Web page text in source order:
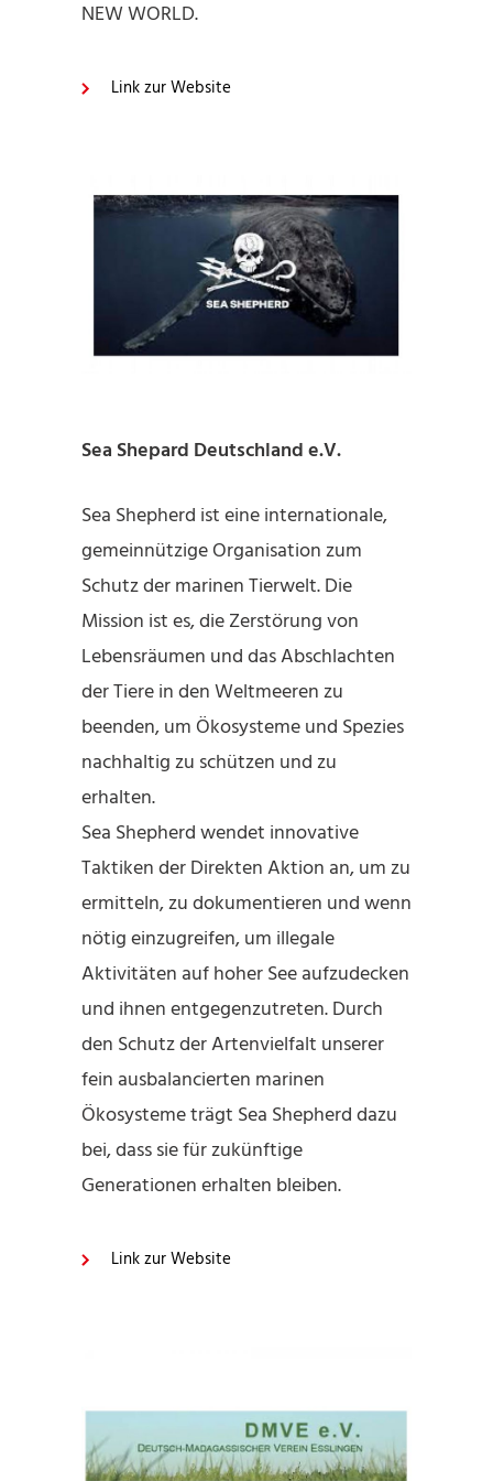
NEW WORLD.
Link zur Website
Sea Shepard Deutschland e.V.
Sea Shepherd ist eine internationale,
gemeinnützige Organisation zum
Schutz der marinen Tierwelt. Die
Mission ist es, die Zerstörung von
Lebensräumen und das Abschlachten
der Tiere in den Weltmeeren zu
beenden, um Ökosysteme und Spezies
nachhaltig zu schützen und zu
erhalten.
Sea Shepherd wendet innovative
Taktiken der Direkten Aktion an, um zu
ermitteln, zu dokumentieren und wenn
nötig einzugreifen, um illegale
Aktivitäten auf hoher See aufzudecken
und ihnen entgegenzutreten. Durch
den Schutz der Artenvielfalt unserer
fein ausbalancierten marinen
Ökosysteme trägt Sea Shepherd dazu
bei, dass sie für zukünftige
Generationen erhalten bleiben.
Link zur Website